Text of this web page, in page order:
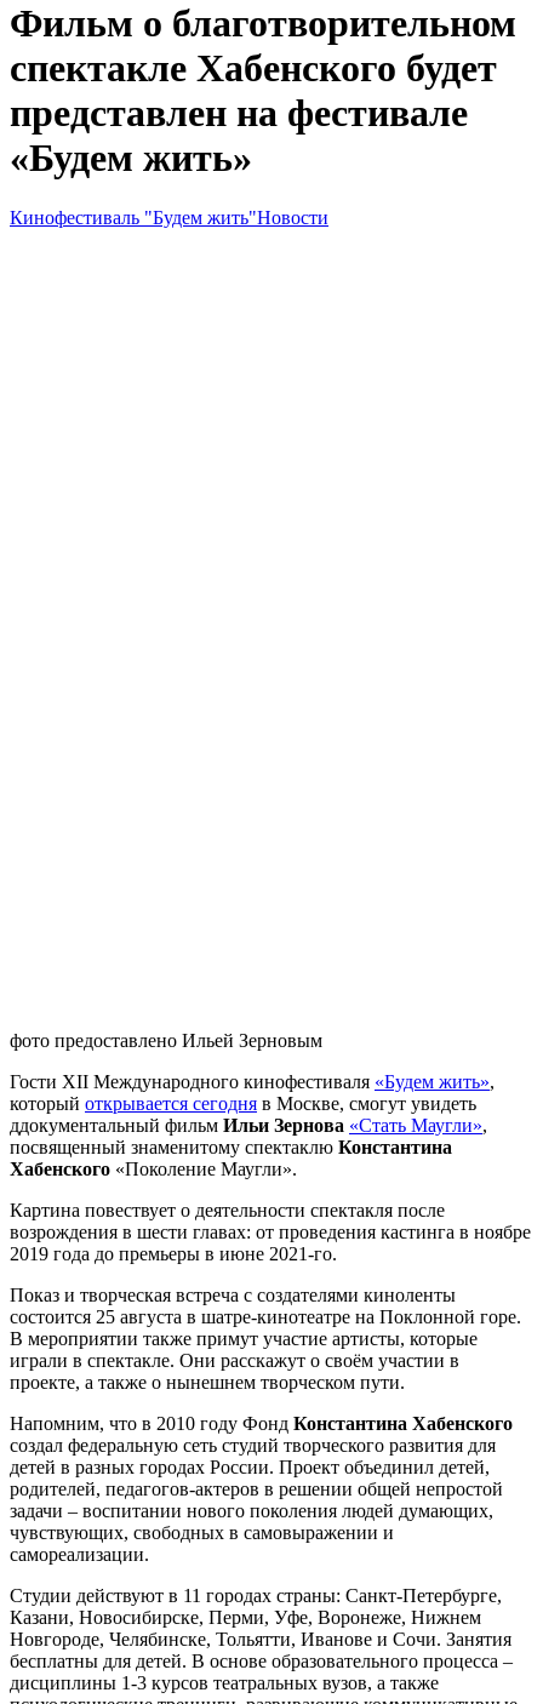
Фильм о благотворительном
спектакле Хабенского будет
представлен на фестивале
«Будем жить»
Кинофестиваль "Будем жить"Новости
фото предоставлено Ильей Зерновым
Гости XII Международного кинофестиваля «Будем жить»,
который открывается сегодня в Москве, смогут увидеть
ддокументальный фильм Ильи Зернова «Стать Маугли»,
посвященный знаменитому спектаклю Константина
Хабенского «Поколение Маугли».
Картина повествует о деятельности спектакля после
возрождения в шести главах: от проведения кастинга в ноябре
2019 года до премьеры в июне 2021-го.
Показ и творческая встреча с создателями киноленты
состоится 25 августа в шатре-кинотеатре на Поклонной горе.
В мероприятии также примут участие артисты, которые
играли в спектакле. Они расскажут о своём участии в
проекте, а также о нынешнем творческом пути.
Напомним, что в 2010 году Фонд Константина Хабенского
создал федеральную сеть студий творческого развития для
детей в разных городах России. Проект объединил детей,
родителей, педагогов-актеров в решении общей непростой
задачи – воспитании нового поколения людей думающих,
чувствующих, свободных в самовыражении и
самореализации.
Студии действуют в 11 городах страны: Санкт-Петербурге,
Казани, Новосибирске, Перми, Уфе, Воронеже, Нижнем
Новгороде, Челябинске, Тольятти, Иванове и Сочи. Занятия
бесплатны для детей. В основе образовательного процесса –
дисциплины 1-3 курсов театральных вузов, а также